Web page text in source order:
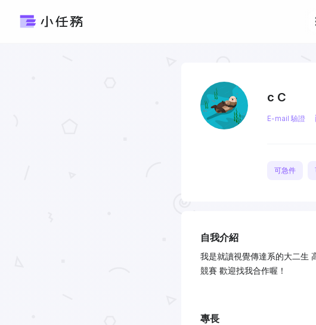
c C
E-mail 驗證
可急件
自我介紹
我是就讀視覺傳達系的大二生
競賽 歡迎找我合作喔！
專長